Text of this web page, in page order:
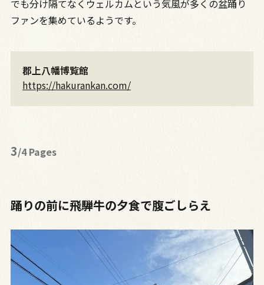
でも分け隔てなくウェルカムという気風が多くの盆踊り
ファンを集めているようです。
郡上八幡博覧館
https://hakurankan.com/
3/4 Pages
踊りの前に飛騨牛の夕食で腹ごしらえ